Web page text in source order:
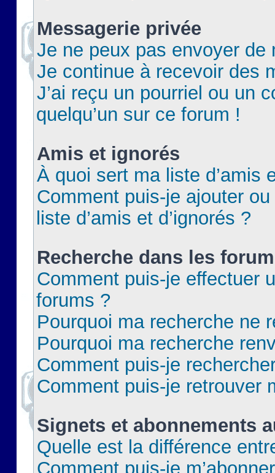
Messagerie privée
Je ne peux pas envoyer de
Je continue à recevoir des
J’ai reçu un pourriel ou un
quelqu’un sur ce forum !
Amis et ignorés
À quoi sert ma liste d’amis
Comment puis-je ajouter
liste d’amis et d’ignorés ?
Recherche dans les
Comment puis-je effectuer
forums ?
Pourquoi ma recherche ne
Pourquoi ma recherche
Comment puis-je
Comment puis-je retrouver
Signets et abonnements
Quelle est la différence
Comment puis-je